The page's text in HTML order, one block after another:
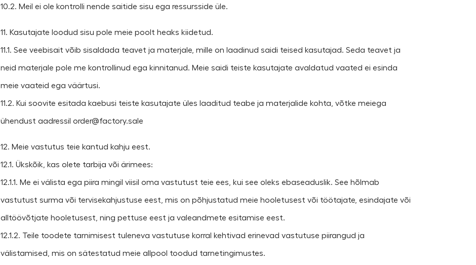
10.2. Meil ei ole kontrolli nende saitide sisu ega ressursside üle.
11. Kasutajate loodud sisu pole meie poolt heaks kiidetud.
11.1. See veebisait võib sisaldada teavet ja materjale, mille on laadinud saidi teised kasutajad. Seda teavet ja
neid materjale pole me kontrollinud ega kinnitanud. Meie saidi teiste kasutajate avaldatud vaated ei esinda
meie vaateid ega väärtusi.
11.2. Kui soovite esitada kaebusi teiste kasutajate üles laaditud teabe ja materjalide kohta, võtke meiega
ühendust aadressil order@factory.sale
12. Meie vastutus teie kantud kahju eest.
12.1. Ükskõik, kas olete tarbija või ärimees:
12.1.1. Me ei välista ega piira mingil viisil oma vastutust teie ees, kui see oleks ebaseaduslik. See hõlmab
vastutust surma või tervisekahjustuse eest, mis on põhjustatud meie hooletusest või töötajate, esindajate või
alltöövõtjate hooletusest, ning pettuse eest ja valeandmete esitamise eest.
12.1.2. Teile toodete tarnimisest tuleneva vastutuse korral kehtivad erinevad vastutuse piirangud ja
välistamised, mis on sätestatud meie allpool toodud tarnetingimustes.